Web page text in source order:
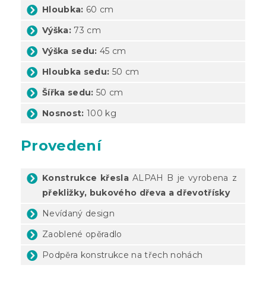
Hloubka: 60 cm
Výška: 73 cm
Výška sedu: 45 cm
Hloubka sedu: 50 cm
Šířka sedu: 50 cm
Nosnost: 100 kg
Provedení
Konstrukce křesla ALPAH B je vyrobena z
překližky, bukového dřeva a dřevotřísky
Nevídaný design
Zaoblené opěradlo
Podpěra konstrukce na třech nohách